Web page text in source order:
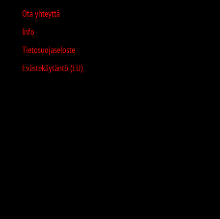
Ota yhteyttä
Info
Tietosuojaseloste
Evästekäytäntö (EU)